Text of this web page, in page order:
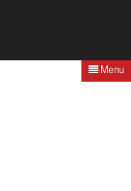
Menu